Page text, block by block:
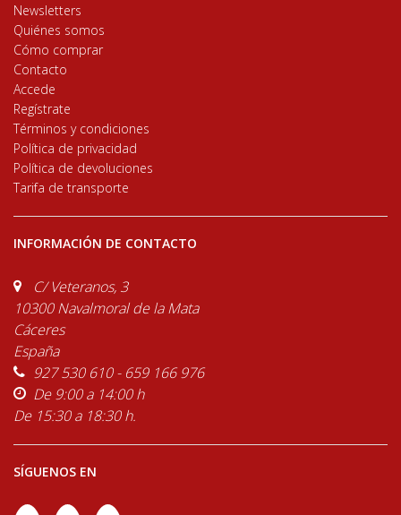
Newsletters
Quiénes somos
Cómo comprar
Contacto
Accede
Regístrate
Términos y condiciones
Política de privacidad
Política de devoluciones
Tarifa de transporte
INFORMACIÓN DE CONTACTO
C/ Veteranos, 3
10300 Navalmoral de la Mata
Cáceres
España
927 530 610 - 659 166 976
De 9:00 a 14:00 h
De 15:30 a 18:30 h.
SÍGUENOS EN